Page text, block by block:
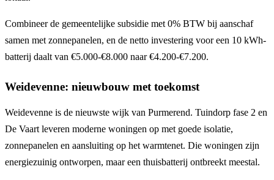
Combineer de gemeentelijke subsidie met 0% BTW bij aanschaf
samen met zonnepanelen, en de netto investering voor een 10 kWh-
batterij daalt van €5.000-€8.000 naar €4.200-€7.200.
Weidevenne: nieuwbouw met toekomst
Weidevenne is de nieuwste wijk van Purmerend. Tuindorp fase 2 en
De Vaart leveren moderne woningen op met goede isolatie,
zonnepanelen en aansluiting op het warmtenet. Die woningen zijn
energiezuinig ontworpen, maar een thuisbatterij ontbreekt meestal.